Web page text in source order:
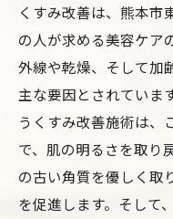
くすみ改善は、熊本市
の人が求める美容ケア
外線や乾燥、そして加
主な要因とされていま
うくすみ改善施術は、
で、肌の明るさを取り
の古い角質を優しく取
を促進します。そして